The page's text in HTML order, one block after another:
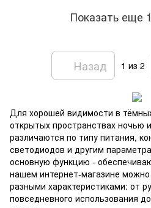
Показать еще
Назад 1 из 2
Для хорошей видимости в
открытых пространствах ночью
различаются по типу питания,
светодиодов и другим
основную функцию -
нашем интернет-магазине можно
разными характеристиками: от
повседневного использования